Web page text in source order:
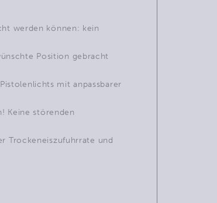
werden können: kein
Position gebracht
Pistolenlichts mit anpassbarer
Keine störenden
Trockeneiszufuhrrate und